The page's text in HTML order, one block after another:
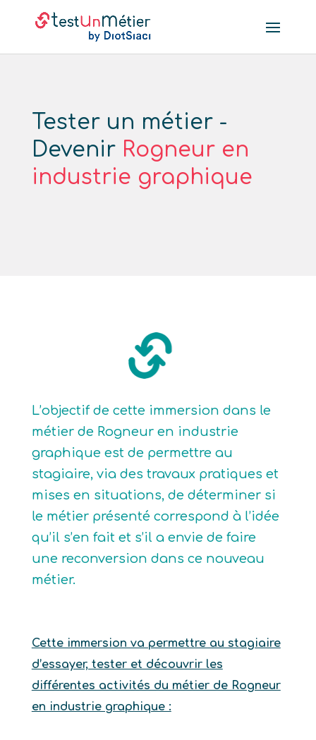
Tester un métier -
Devenir Rogneur en
industrie graphique
L’objectif de cette immersion dans le
métier de Rogneur en industrie
graphique est de permettre au
stagiaire, via des travaux pratiques et
mises en situations, de déterminer si
le métier présenté correspond à l’idée
qu’il s’en fait et s’il a envie de faire
une reconversion dans ce nouveau
métier.
Cette immersion va permettre au stagiaire
d’essayer, tester et découvrir les
différentes activités du métier de Rogneur
en industrie graphique :